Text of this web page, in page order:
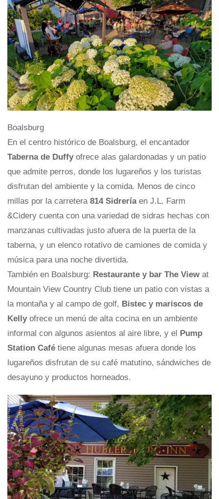
Boalsburg
En el centro histórico de Boalsburg, el encantador
Taberna de Duffy ofrece alas galardonadas y un patio
que admite perros, donde los lugareños y los turistas
disfrutan del ambiente y la comida. Menos de cinco
millas por la carretera 814 Sidrería en J.L. Farm
&Cidery cuenta con una variedad de sidras hechas con
manzanas cultivadas justo afuera de la puerta de la
taberna, y un elenco rotativo de camiones de comida y
música para una noche divertida.
También en Boalsburg: Restaurante y bar The View at
Mountain View Country Club tiene un patio con vistas a
la montaña y al campo de golf, Bistec y mariscos de
Kelly ofrece un menú de alta cocina en un ambiente
informal con algunos asientos al aire libre, y el Pump
Station Café tiene algunas mesas afuera donde los
lugareños disfrutan de su café matutino, sándwiches de
desayuno y productos horneados.